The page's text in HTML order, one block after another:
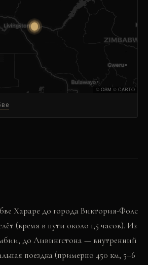
© OSM © CARTO
Хараре до города Виктория-Фолс
(время в пути около 1,5 часов). Из
до Ливингстона — внутренний
поездка (примерно 450 км, 5–6